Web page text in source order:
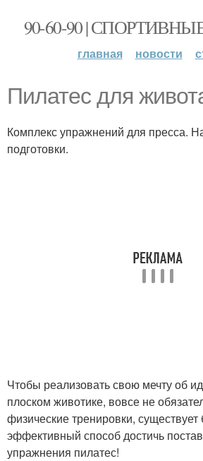
90-60-90 |
главная новости
Пилатес для
Комплекс упражнений для пресса.
подготовки.
Чтобы реализовать свою мечту об
плоском животике, вовсе не
физические тренировки, существует
эффективный способ достичь
упражнения пилатес!